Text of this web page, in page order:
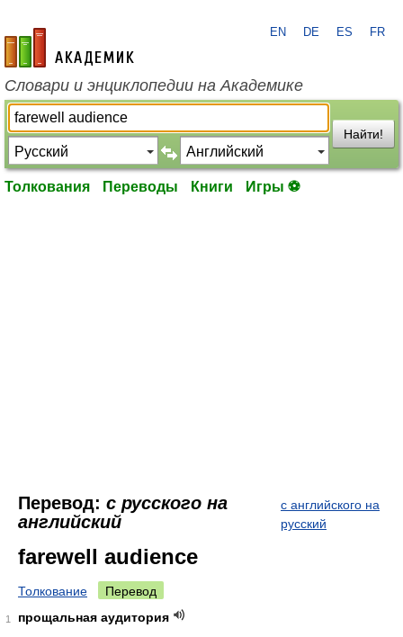
academic.ru
EN DE ES FR
Словари и энциклопедии на Академике
Найти!
Толкования Переводы Книги Игры ⚽
Перевод: с русского на
английский
с английского на
русский
farewell audience
Толкование Перевод
1
прощальная аудитория